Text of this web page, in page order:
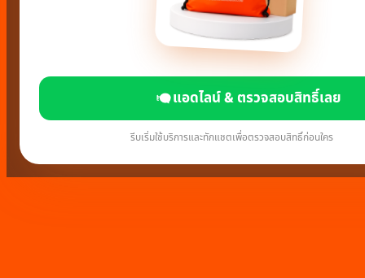
แอดไลน์ & ตรวจสอบสิทธิ์เลย
รีบเริ่มใช้บริการและทักแชตเพื่อตรวจสอบสิทธิ์ก่อนใคร